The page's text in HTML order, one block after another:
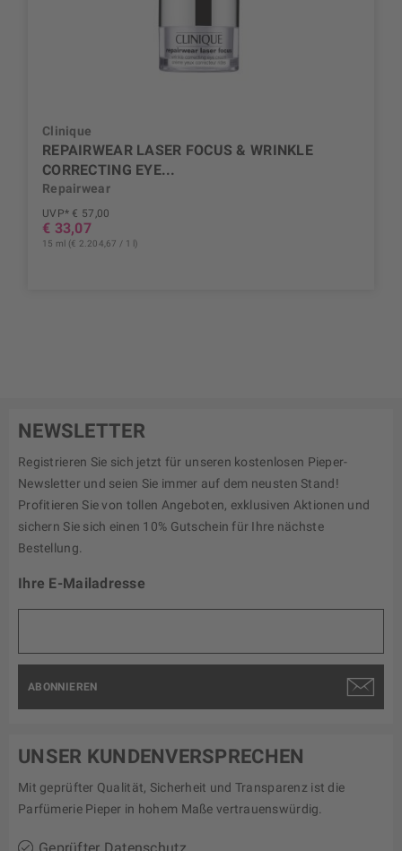
Clinique
REPAIRWEAR LASER FOCUS & WRINKLE
CORRECTING EYE...
Repairwear
UVP* € 57,00
€ 33,07
15 ml (€ 2.204,67 / 1 l)
NEWSLETTER
Registrieren Sie sich jetzt für unseren kostenlosen Pieper-
Newsletter und seien Sie immer auf dem neusten Stand!
Profitieren Sie von tollen Angeboten, exklusiven Aktionen und
sichern Sie sich einen 10% Gutschein für Ihre nächste
Bestellung.
Ihre E-Mailadresse
ABONNIEREN
UNSER KUNDENVERSPRECHEN
Mit geprüfter Qualität, Sicherheit und Transparenz ist die
Parfümerie Pieper in hohem Maße vertrauenswürdig.